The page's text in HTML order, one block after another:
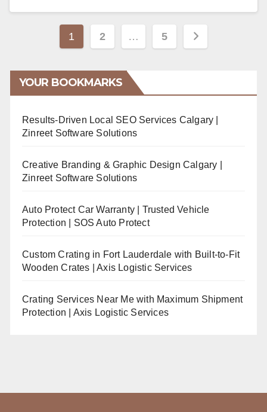
Posts
1 2 … 5
YOUR BOOKMARKS
Results-Driven Local SEO Services Calgary |
Zinreet Software Solutions
Creative Branding & Graphic Design Calgary |
Zinreet Software Solutions
Auto Protect Car Warranty | Trusted Vehicle
Protection | SOS Auto Protect
Custom Crating in Fort Lauderdale with Built-to-Fit
Wooden Crates | Axis Logistic Services
Crating Services Near Me with Maximum Shipment
Protection | Axis Logistic Services